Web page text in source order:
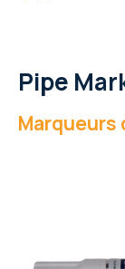
Pipe
Marqueurs